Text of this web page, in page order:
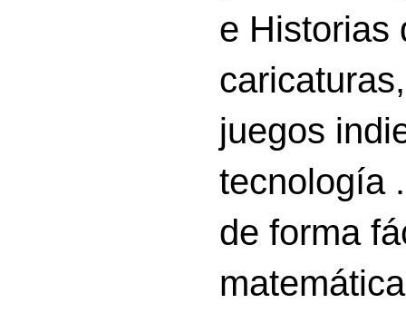
e Historias
juegos
tecnología
de forma